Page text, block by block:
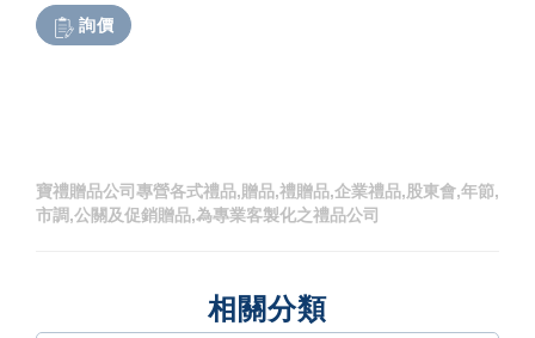
詢價
寶禮贈品公司專營各式禮品,贈品,禮贈品,企業禮品,股東會,年節,
市調,公關及促銷贈品,為專業客製化之禮品公司
相關分類